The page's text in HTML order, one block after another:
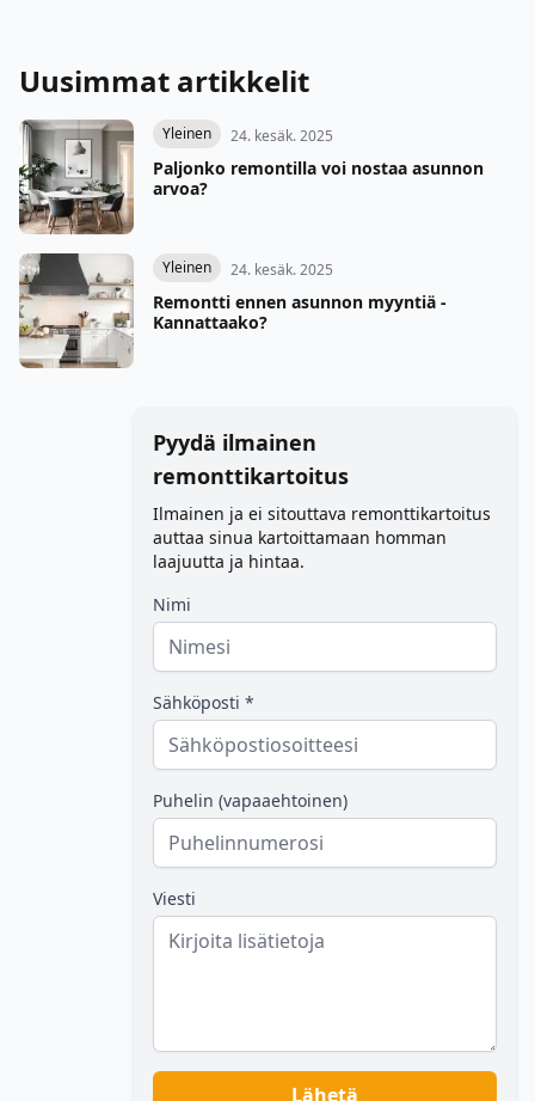
Uusimmat artikkelit
Yleinen 24. kesäk. 2025
Paljonko remontilla voi nostaa asunnon
arvoa?
Yleinen 24. kesäk. 2025
Remontti ennen asunnon myyntiä -
Kannattaako?
Pyydä ilmainen
remonttikartoitus
Ilmainen ja ei sitouttava remonttikartoitus
auttaa sinua kartoittamaan homman
laajuutta ja hintaa.
Nimi
Sähköposti *
Puhelin (vapaaehtoinen)
Viesti
Lähetä